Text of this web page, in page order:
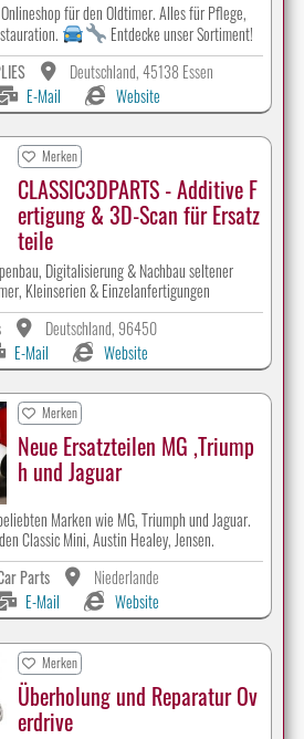
Onlineshop für den Oldtimer. Alles für Pflege,
Entdecke unser Sortiment!
Deutschland, 45138 Essen
E-Mail Website
Merken
CLASSIC3DPARTS - Additive F
ertigung & 3D-Scan für Ersatz
teile
Digitalisierung & Nachbau seltener
Kleinserien & Einzelanfertigungen
Deutschland, 96450
E-Mail Website
Merken
Neue Ersatzteilen MG ,Triump
h und Jaguar
Marken wie MG, Triumph und Jaguar.
Classic Mini, Austin Healey, Jensen.
Parts
Niederlande
E-Mail Website
Merken
Überholung und Reparatur Ov
erdrive